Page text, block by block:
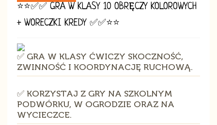
⭐⭐✅✅ GRA W KLASY 10 OBRĘCZY KOLOROWYCH
+ WORECZKI KREDY ✅✅⭐⭐
✅ GRA W KLASY ĆWICZY SKOCZNOŚĆ,
ZWINNOŚĆ I KOORDYNACJĘ RUCHOWĄ.
✅ KORZYSTAJ Z GRY NA SZKOLNYM
PODWÓRKU, W OGRODZIE ORAZ NA
WYCIECZCE.